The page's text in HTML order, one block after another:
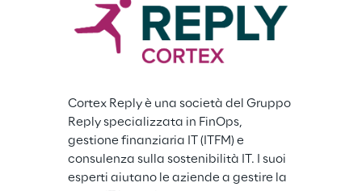
Cortex Reply è una società del Gruppo
Reply specializzata in FinOps,
gestione finanziaria IT (ITFM) e
consulenza sulla sostenibilità IT. I suoi
esperti aiutano le aziende a gestire la